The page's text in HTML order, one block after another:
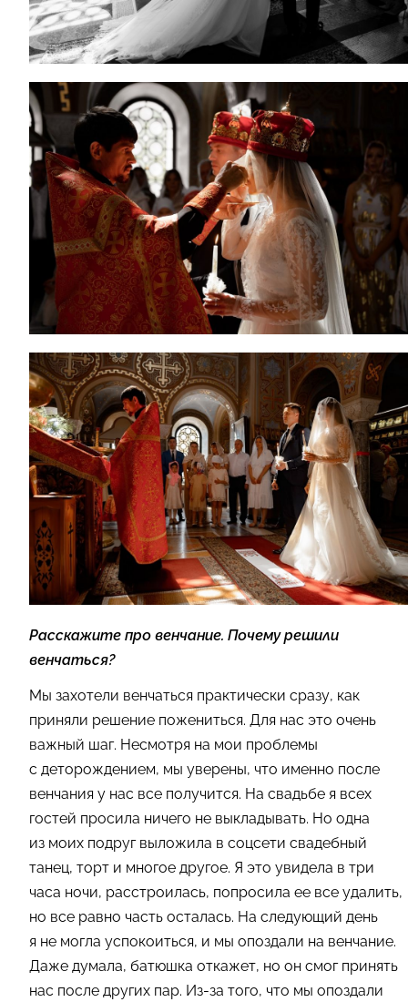
Расскажите про венчание. Почему решили
венчаться?
Мы захотели венчаться практически сразу, как
приняли решение пожениться. Для нас это очень
важный шаг. Несмотря на мои проблемы
с деторождением, мы уверены, что именно после
венчания у нас все получится. На свадьбе я всех
гостей просила ничего не выкладывать. Но одна
из моих подруг выложила в соцсети свадебный
танец, торт и многое другое. Я это увидела в три
часа ночи, расстроилась, попросила ее все удалить,
но все равно часть осталась. На следующий день
я не могла успокоиться, и мы опоздали на венчание.
Даже думала, батюшка откажет, но он смог принять
нас после других пар. Из-за того, что мы опоздали